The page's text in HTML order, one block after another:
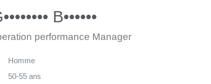
B••••••
performance Manager
Homme
50-55 ans